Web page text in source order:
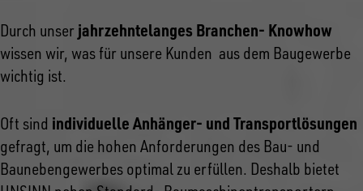
Durch unser jahrzehntelanges Branchen- Knowhow
wissen wir, was für unsere Kunden aus dem Baugewerbe
wichtig ist.
Oft sind individuelle Anhänger- und Transportlösungen
gefragt, um die hohen Anforderungen des Bau- und
Baunebengewerbes optimal zu erfüllen. Deshalb bietet